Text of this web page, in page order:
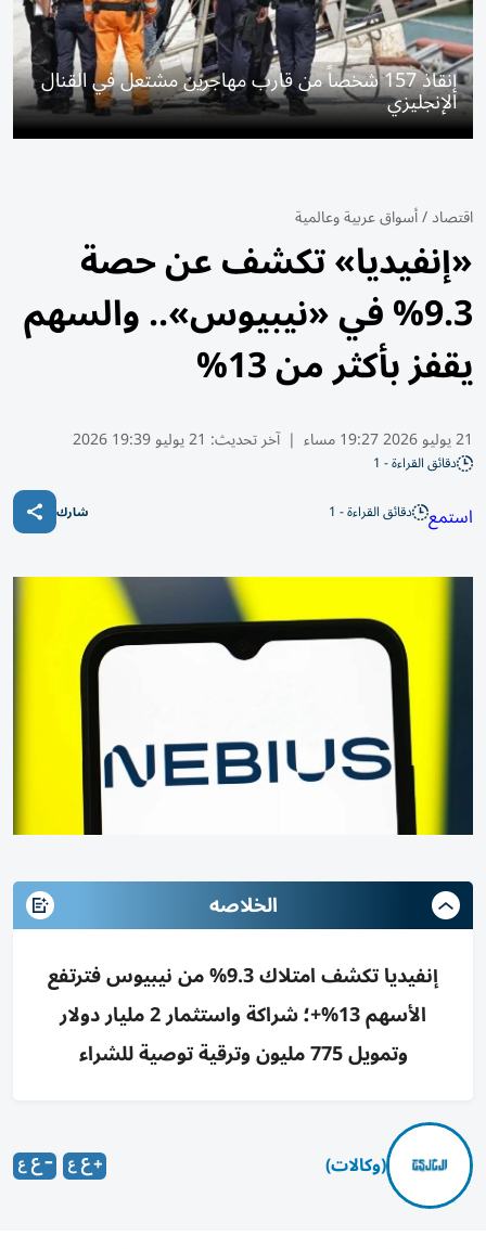
إنقاذ 157 شخصاً من قارب مهاجرين مشتعل في القنال
الإنجليزي
اقتصاد/أسواق عربية وعالمية
«إنفيديا» تكشف عن حصة
9.3% في «نيبيوس».. والسهم
يقفز بأكثر من 13%
21 يوليو 2026 19:27 مساء | آخر تحديث: 21 يوليو 19:39 2026
دقائق القراءة - 1
استمع دقائق القراءة - 1 شارك
الخلاصه
إنفيديا تكشف امتلاك 9.3% من نيبيوس فترتفع
الأسهم 13%+؛ شراكة واستثمار 2 مليار دولار
وتمويل 775 مليون وترقية توصية للشراء
(وكالات)